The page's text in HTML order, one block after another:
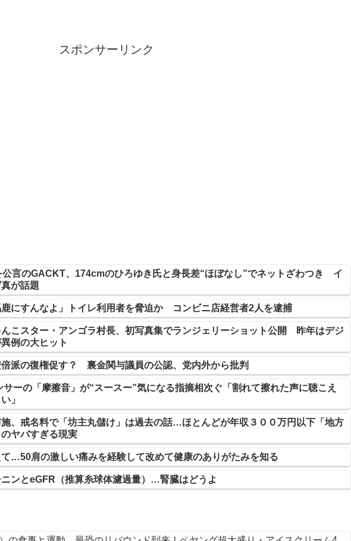
スポンサーリンク
言のGACKT、174cmのひろゆき氏と身長差“ほぼなし”でネットざわつき イ
が話題
鹿にすんなよ」トイレ利用者を脅迫か コンビニ店経営者2人を逮捕
んこスター・アンゴラ村長、初写真集でランジェリーショット公開 昨年はデジ
例の大ヒット
派の復権促す？ 裏金関与議員の公認、党内外から批判
サーの「摩擦音」が“スースー”気になる指摘相次ぐ「割れて擦れた声に聴こえ
」
施、戒名料で「坊主丸儲け」は過去の話…ほとんどが年収３００万円以下「地方
ヤバすぎる現実
…50肩の激しい痛みを経験して改めて健康のありがたみを知る
ンとeGFR（推算糸球体濾過量）…腎臓はどうよ